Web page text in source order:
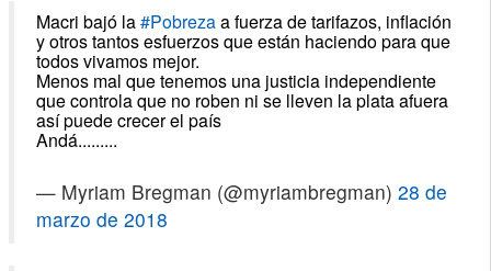
Macri bajó la#Pobrezaa fuerza de tarifazos, inflación
y otros tantos esfuerzos que están haciendo para que
todos vivamos mejor.
Menos mal que tenemos una justicia independiente
que controla que no roben ni se lleven la plata afuera
así puede crecer el país
Andá.........
— Myriam Bregman (@myriambregman) 28 de
marzo de 2018